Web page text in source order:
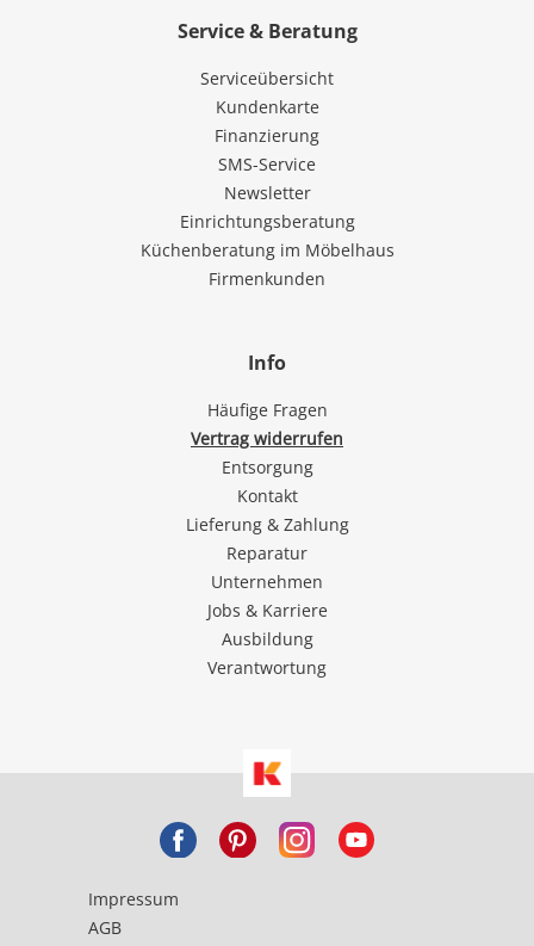
Service & Beratung
Serviceübersicht
Kundenkarte
Finanzierung
SMS-Service
Newsletter
Einrichtungsberatung
Küchenberatung im Möbelhaus
Firmenkunden
Info
Häufige Fragen
Vertrag widerrufen
Entsorgung
Kontakt
Lieferung & Zahlung
Reparatur
Unternehmen
Jobs & Karriere
Ausbildung
Verantwortung
Impressum
AGB